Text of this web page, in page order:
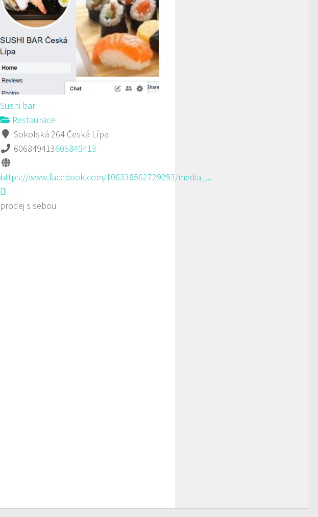
Sushi bar
Restaurace
Sokolská 264 Česká Lípa
606849413606849413
https://www.facebook.com/106338562729293/media_...
prodej s sebou